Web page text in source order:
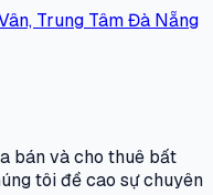
Trung Tâm Đà Nẵng
bán và cho thuê bất
tôi đề cao sự chuyên